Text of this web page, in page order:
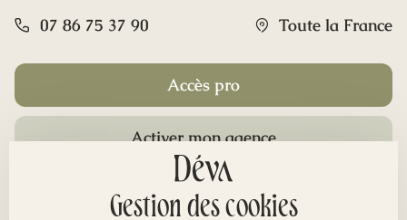
07 86 75 37 90 Toute la France
Accès pro
Activer mon agence
Gestion des cookies